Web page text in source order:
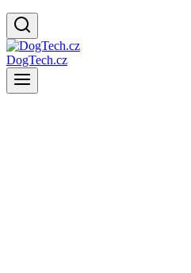
DogTech.cz